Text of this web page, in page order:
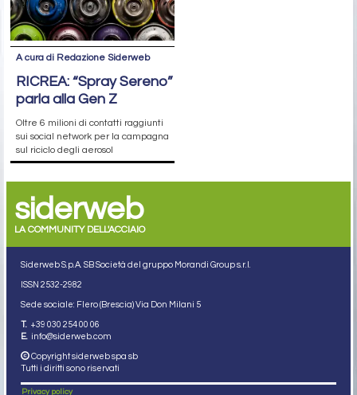
A cura di Redazione Siderweb
RICREA: “Spray Sereno”
parla alla Gen Z
Oltre 6 milioni di contatti raggiunti
sui social network per la campagna
sul riciclo degli aerosol
siderweb
LA COMMUNITY DELL'ACCIAIO
Siderweb S.p.A. SB Società del gruppo Morandi Group s.r.l.
ISSN 2532-2982
Sede sociale: Flero (Brescia) Via Don Milani 5
T. +39 030 254 00 06
E. info@siderweb.com
Copyright siderweb spa sb
Tutti i diritti sono riservati
Privacy policy